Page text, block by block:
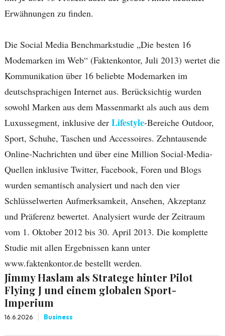
Erwähnungen zu finden.
Die Social Media Benchmarkstudie „Die besten 16
Modemarken im Web“ (Faktenkontor, Juli 2013) wertet die
Kommunikation über 16 beliebte Modemarken im
deutschsprachigen Internet aus. Berücksichtig wurden
sowohl Marken aus dem Massenmarkt als auch aus dem
Luxussegment, inklusive der Lifestyle-Bereiche Outdoor,
Sport, Schuhe, Taschen und Accessoires. Zehntausende
Online-Nachrichten und über eine Million Social-Media-
Quellen inklusive Twitter, Facebook, Foren und Blogs
wurden semantisch analysiert und nach den vier
Schlüsselwerten Aufmerksamkeit, Ansehen, Akzeptanz
und Präferenz bewertet. Analysiert wurde der Zeitraum
vom 1. Oktober 2012 bis 30. April 2013. Die komplette
Studie mit allen Ergebnissen kann unter
www.faktenkontor.de bestellt werden.
Jimmy Haslam als Stratege hinter Pilot
Flying J und einem globalen Sport-
Imperium
16.6.2026 Business